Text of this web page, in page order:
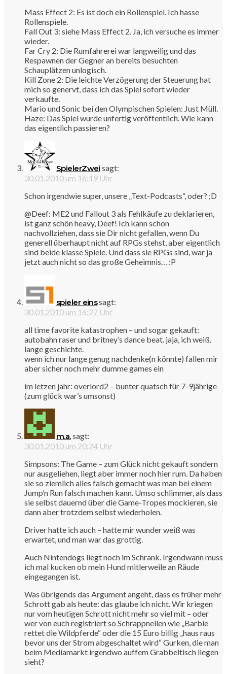
Mass Effect 2: Es ist doch ein Rollenspiel. Ich hasse
Rollenspiele.
Fall Out 3: siehe Mass Effect 2. Ja, ich versuche es immer
wieder.
Far Cry 2: Die Rumfahrerei war langweilig und das
Respawnen der Gegner an bereits besuchten
Schauplätzen unlogisch.
Kill Zone 2: Die leichte Verzögerung der Steuerung hat
mich so genervt, dass ich das Spiel sofort wieder
verkaufte.
Mario und Sonic bei den Olympischen Spielen: Just Müll.
Haze: Das Spiel wurde unfertig veröffentlich. Wie kann
das eigentlich passieren?
SpielerZwei sagt:
30.01.2010 um 16:19 Uhr
Schon irgendwie super, unsere „Text-Podcasts“, oder? ;D
@Deef: ME2 und Fallout 3 als Fehlkäufe zu deklarieren,
ist ganz schön heavy, Deef! Ich kann schon
nachvollziehen, dass sie Dir nicht gefallen, wenn Du
generell überhaupt nicht auf RPGs stehst, aber eigentlich
sind beide klasse Spiele. Und dass sie RPGs sind, war ja
jetzt auch nicht so das große Geheimnis… :P
spieler einssagt:
30.01.2010 um 16:27 Uhr
all time favorite katastrophen – und sogar gekauft:
autobahn raser und britney’s dance beat. jaja, ich weiß.
lange geschichte.
wenn ich nur lange genug nachdenke(n könnte) fallen mir
aber sicher noch mehr dumme games ein
im letzen jahr: overlord2 – bunter quatsch für 7-9jährige
(zum glück war’s umsonst)
m.a.sagt:
30.01.2010 um 20:24 Uhr
Simpsons: The Game – zum Glück nicht gekauft sondern
nur ausgeliehen, liegt aber immer noch hier rum. Da haben
sie so ziemlich alles falsch gemacht was man bei einem
Jump’n Run falsch machen kann. Umso schlimmer, als dass
sie selbst dauernd über die Game-Tropes mockieren, sie
dann aber trotzdem selbst wiederholen.
Driver hatte ich auch – hatte mir wunder weiß was
erwartet, und man war das grottig.
Auch Nintendogs liegt noch im Schrank. Irgendwann muss
ich mal kucken ob mein Hund mitlerweile an Räude
eingegangen ist.
Was übrigends das Argument angeht, dass es früher mehr
Schrott gab als heute: das glaube ich nicht. Wir kriegen
nur vom heutigen Schrott nicht mehr so viel mit – oder
wer von euch registriert so Schrappnellen wie „Barbie
rettet die Wildpferde“ oder die 15 Euro billig „haus raus
bevor uns der Strom abgeschaltet wird“ Gurken, die man
beim Mediamarkt irgendwo auffem Grabbeltisch liegen
sieht?